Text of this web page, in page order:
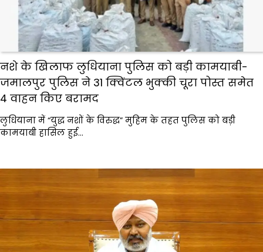
नशे के खिलाफ लुधियाना पुलिस को बड़ी कामयाबी-
जमालपुर पुलिस ने 31 क्विंटल भुक्की चूरा पोस्त समेत
4 वाहन किए बरामद
लुधियाना में “युद्ध नशों के विरुद्ध” मुहिम के तहत पुलिस को बड़ी
कामयाबी हासिल हुई…